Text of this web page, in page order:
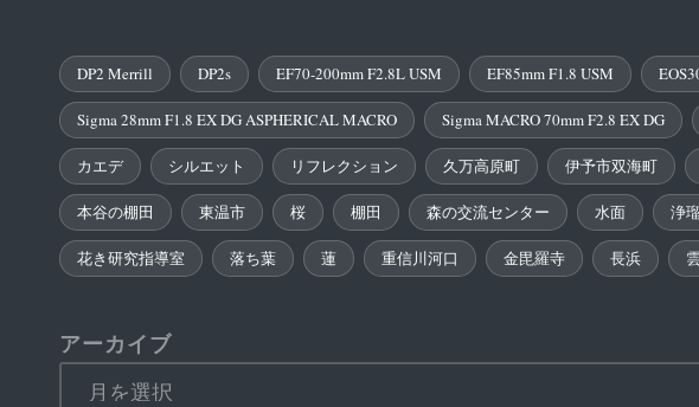
ー
ジ
送
り
DP2 Merrill DP2s EF70-200mm F2.8L USM EF85mm F1.8 USM
Sigma 28mm F1.8 EX DG ASPHERICAL MACRO Sigma MACRO 70mm F2.8 EX DG
カエデ シルエット リフレクション 久万高原町 伊予市双海町
本谷の棚田 東温市 桜 棚田 森の交流センター 水面 浄
花き研究指導室 落ち葉 蓮 重信川河口 金毘羅寺 長浜
アーカイブ